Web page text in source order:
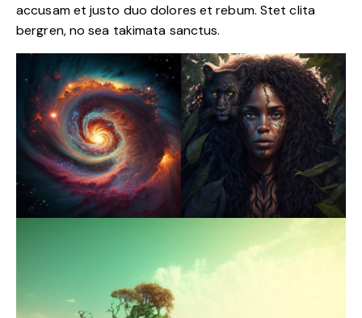
accusam et justo duo dolores et rebum. Stet clita
bergren, no sea takimata sanctus.